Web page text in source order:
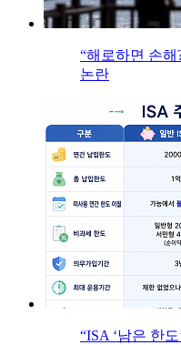
“해로하면 손해
논란
“ISA ‘남은 한